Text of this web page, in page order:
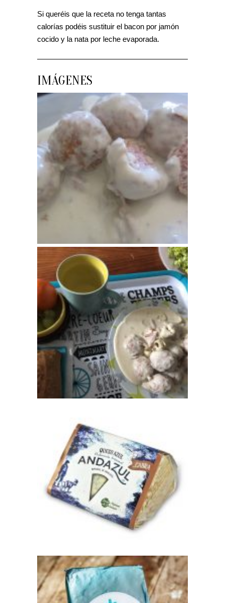
Si queréis que la receta no tenga tantas
calorías podéis sustituir el bacon por jamón
cocido y la nata por leche evaporada.
IMÁGENES